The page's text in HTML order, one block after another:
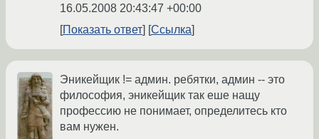
16.05.2008 20:43:47 +00:00
Показать ответ
Ссылка
Эникейщик != админ. ребятки, админ -- это
философия, эникейщик так еше нащу
профессию не понимает, определитесь кто
вам нужен.